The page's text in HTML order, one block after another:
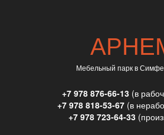
Мебельный парк в
+7 978 876-66-13(в
+7 978 818-53-67(в
+7 978 723-64-33